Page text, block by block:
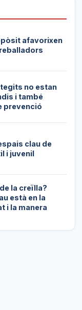
afavorixen
no estan
i també
prevenció
clau de
i juvenil
la creïlla?
està en la
i la manera